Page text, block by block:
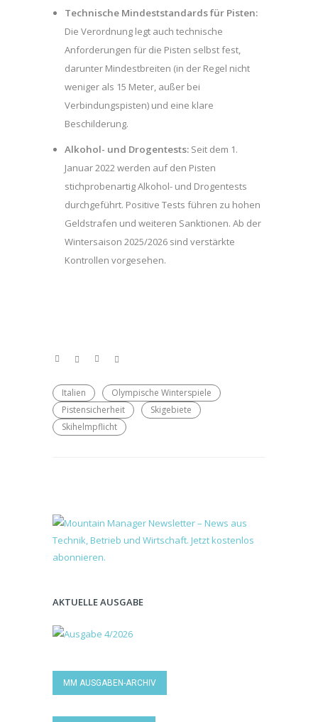
Technische Mindeststandards für Pisten:
Die Verordnung legt auch technische
Anforderungen für die Pisten selbst fest,
darunter Mindestbreiten (in der Regel nicht
weniger als 15 Meter, außer bei
Verbindungspisten) und eine klare
Beschilderung.
Alkohol- und Drogentests:Seit dem 1.
Januar 2022 werden auf den Pisten
stichprobenartig Alkohol- und Drogentests
durchgeführt. Positive Tests führen zu hohen
Geldstrafen und weiteren Sanktionen. Ab der
Wintersaison 2025/2026 sind verstärkte
Kontrollen vorgesehen.
Italien
Olympische Winterspiele
Pistensicherheit
Skigebiete
Skihelmpflicht
AKTUELLE AUSGABE
MM AUSGABEN-ARCHIV